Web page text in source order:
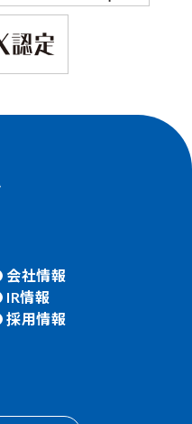
会社情報
IR情報
採用情報